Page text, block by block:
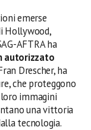
emerse
Hollywood,
AFTRA ha
autorizzato
Drescher, ha
che proteggono
immagini
una vittoria
tecnologia.